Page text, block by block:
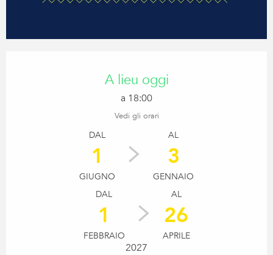
A lieu oggi
a 18:00
Vedi gli orari
DAL
1
GIUGNO
AL
3
GENNAIO
DAL
1
FEBBRAIO
AL
26
APRILE
2027